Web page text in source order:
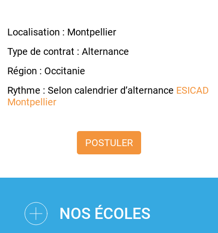
Localisation : Montpellier
Type de contrat : Alternance
Région : Occitanie
Rythme : Selon calendrier d’alternance ESICAD
Montpellier
POSTULER
NOS ÉCOLES